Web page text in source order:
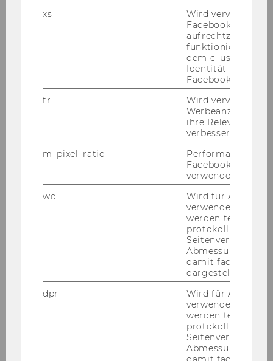
Stefan Lampl
stefan.lampl@bmlvs.gv.at
xs
Wird verwendet,
Facebook-Sitzung
funktioniert in
dem c_user-
Identität des
Facebook zu
fr
Wird verwendet,
Werbeanzeigen
ihre Relevanz zu
verbessern.
m_pixel_ratio
Performance-
Facebook mit
verwendet wird.
wd
Wird für Analyse-
verwendet. Unter
werden
protokolliert (z.B.
Seitenverhältnis
Abmessungen
damit facebook
dargestellt
dpr
Wird für Analyse-
verwendet. Unter
werden
protokolliert (z.B.
Seitenverhältnis
Abmessungen